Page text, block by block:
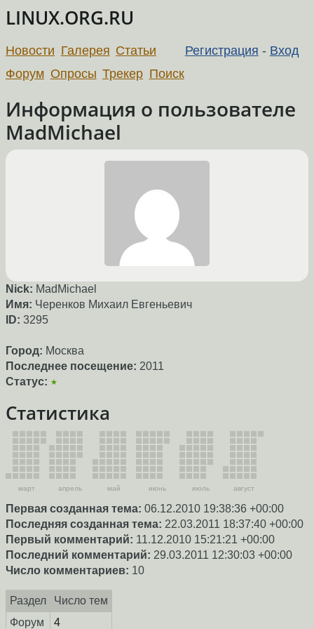
LINUX.ORG.RU
Регистрация - Вход
Новости Галерея Статьи
Форум Опросы Трекер Поиск
Информация о пользователе
MadMichael
Nick: MadMichael
Имя: Черенков Михаил Евгеньевич
ID: 3295
Город: Москва
Последнее посещение: 2011
Статус: ★
Статистика
март апрель май июнь июль август
Первая созданная тема: 06.12.2010 19:38:36 +00:00
Последняя созданная тема: 22.03.2011 18:37:40 +00:00
Первый комментарий: 11.12.2010 15:21:21 +00:00
Последний комментарий: 29.03.2011 12:30:03 +00:00
Число комментариев: 10
Раздел
Число тем
Форум
4